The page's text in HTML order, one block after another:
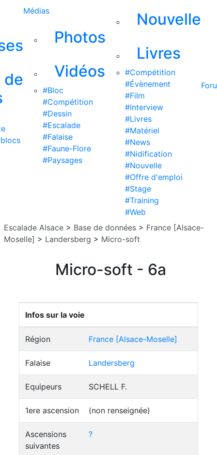
de
Médias
Photos
Vidéos
#Bloc
#Compétition
#Dessin
#Escalade
#Falaise
#Faune-Flore
#Paysages
Nouvelle
Livres
#Compétition
#Évènement
#Film
#Interview
#Livres
#Matériel
#News
#Nidification
#Nouvelle
#Offre d'emploi
#Stage
#Training
#Web
Escalade Alsace > Base de données > France [Alsace-
Moselle] > Landersberg > Micro-soft
Micro-soft - 6a
Infos sur la voie
Région France [Alsace-Moselle]
Falaise Landersberg
Equipeurs SCHELL F.
1ere ascension (non renseignée)
Ascensions
suivantes
?